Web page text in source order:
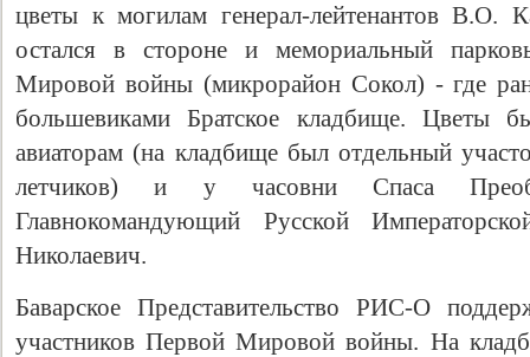
цветы к могилам генерал-лейтенантов
остался в стороне и мемориальный
Мировой войны (микрорайон Сокол) - где
большевиками Братское кладбище. Цветы
авиаторам (на кладбище был отдельный
летчиков) и у часовни Спаса
Главнокомандующий Русской
Николаевич.
Баварское Представительство РИС-О
участников Первой Мировой войны. На